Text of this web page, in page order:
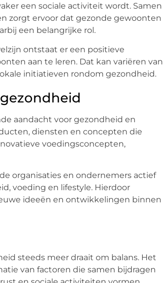
een sociale activiteit wordt. Samen
zorgt ervoor dat gezonde gewoonten
een belangrijke rol.
ontstaat er een positieve
aan te leren. Dat kan variëren van
initiatieven rondom gezondheid.
aandacht voor gezondheid en
diensten en concepten die
voedingsconcepten,
organisaties en ondernemers actief
voeding en lifestyle. Hierdoor
ideeën en ontwikkelingen binnen
steeds meer draait om balans. Het
van factoren die samen bijdragen